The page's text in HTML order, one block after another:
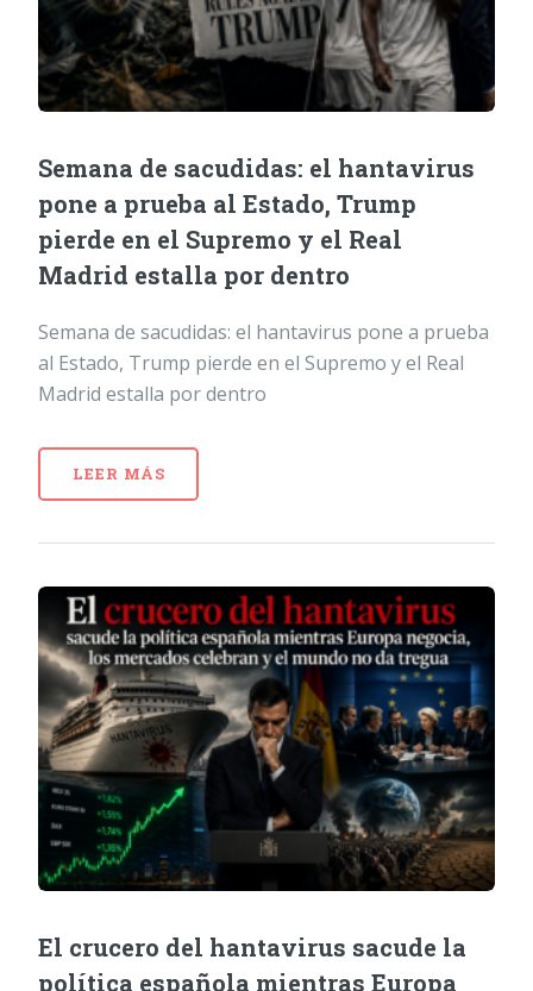
Semana de sacudidas: el hantavirus
pone a prueba al Estado, Trump
pierde en el Supremo y el Real
Madrid estalla por dentro
Semana de sacudidas: el hantavirus pone a prueba
al Estado, Trump pierde en el Supremo y el Real
Madrid estalla por dentro
LEER MÁS
El crucero del hantavirus sacude la
política española mientras Europa